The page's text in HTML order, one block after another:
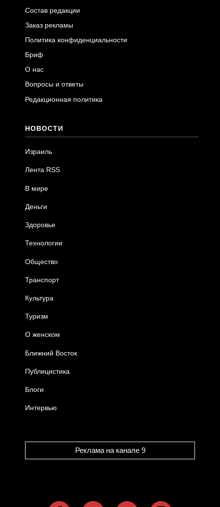
Состав редакции
Заказ рекламы
Политика конфиденциальности
Бриф
О нас
Вопросы и ответы
Редакционная политика
НОВОСТИ
Израиль
Лента RSS
В мире
Деньги
Здоровье
Технологии
Общество
Транспорт
Культура
Туризм
О женском
Ближний Восток
Публицистика
Блоги
Интервью
Реклама на канале 9